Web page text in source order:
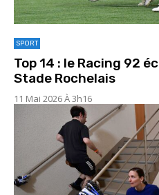
SPORT
Top 14 : le Racing 92
Stade Rochelais
11 Mai 2026 À 3h16